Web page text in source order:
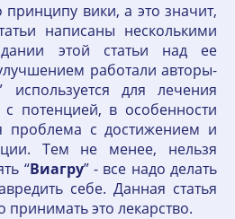
вики, а это значит,
написаны несколькими
этой статьи над ее
работали авторы-
используется для лечения
потенцией, в особенности
проблема с достижением и
Тем не менее, нельзя
“Виагру” - все надо делать
себе. Данная статья
принимать это лекарство.